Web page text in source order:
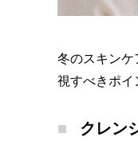
冬のスキンケ
視すべきポイ
クレン